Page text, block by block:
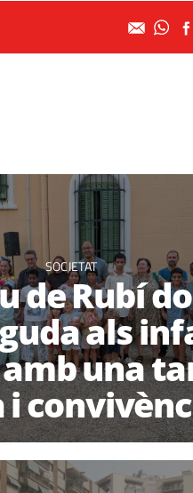
SOCIETAT
de Rubí
als
una
i